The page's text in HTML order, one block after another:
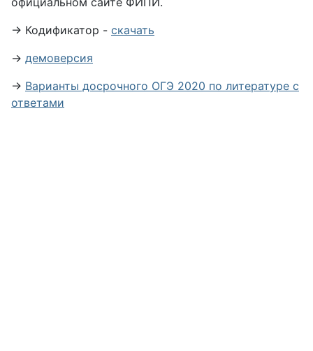
→ Кодификатор - скачать
→ демоверсия
→ Варианты досрочного ОГЭ 2020 по литературе с
ответами